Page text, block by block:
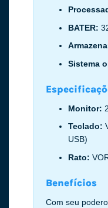
BATER:
Sistema
Monitor:
Teclado:
USB)
Rato:
Benefícios
Com seu